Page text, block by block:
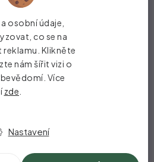
osobní údaje,
co se na
reklamu. Klikněte
nám šířit vizi o
Více
zde
Nastavení
se 100%
peněz
a účinností našich růstových
dobu na sobě zpozorujete
cyklu vašich řas – nejdéle po
třech měsících pravidelného